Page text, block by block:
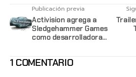
Publicación previa
Activision agrega a
Sledgehammer Games
como desarrolladora
1 COMENTARIO